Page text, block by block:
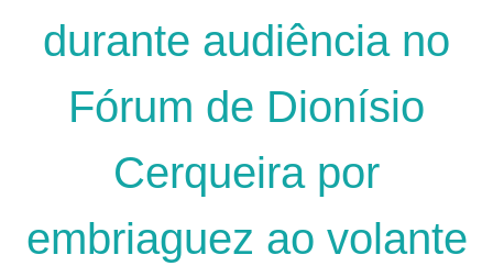
durante audiência no
Fórum de Dionísio
Cerqueira por
embriaguez ao volante